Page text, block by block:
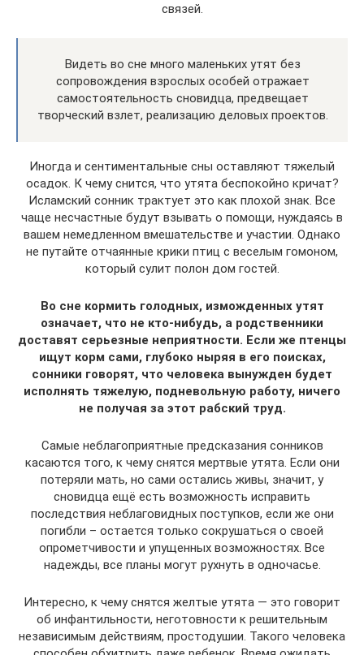
связей.
Видеть во сне много маленьких утят без
сопровождения взрослых особей отражает
самостоятельность сновидца, предвещает
творческий взлет, реализацию деловых проектов.
Иногда и сентиментальные сны оставляют тяжелый
осадок. К чему снится, что утята беспокойно кричат?
Исламский сонник трактует это как плохой знак. Все
чаще несчастные будут взывать о помощи, нуждаясь в
вашем немедленном вмешательстве и участии. Однако
не путайте отчаянные крики птиц с веселым гомоном,
который сулит полон дом гостей.
Во сне кормить голодных, изможденных утят
означает, что не кто-нибудь, а родственники
доставят серьезные неприятности. Если же птенцы
ищут корм сами, глубоко ныряя в его поисках,
сонники говорят, что человека вынужден будет
исполнять тяжелую, подневольную работу, ничего
не получая за этот рабский труд.
Самые неблагоприятные предсказания сонников
касаются того, к чему снятся мертвые утята. Если они
потеряли мать, но сами остались живы, значит, у
сновидца ещё есть возможность исправить
последствия неблаговидных поступков, если же они
погибли – остается только сокрушаться о своей
опрометчивости и упущенных возможностях. Все
надежды, все планы могут рухнуть в одночасье.
Интересно, к чему снятся желтые утята — это говорит
об инфантильности, неготовности к решительным
независимым действиям, простодушии. Такого человека